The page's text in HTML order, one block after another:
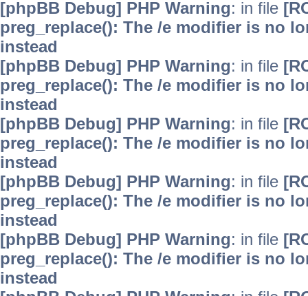
[phpBB Debug] PHP Warning: in file
preg_replace(): The /e modifier is no
instead
[phpBB Debug] PHP Warning: in file
preg_replace(): The /e modifier is no
instead
[phpBB Debug] PHP Warning: in file
preg_replace(): The /e modifier is no
instead
[phpBB Debug] PHP Warning: in file
preg_replace(): The /e modifier is no
instead
[phpBB Debug] PHP Warning: in file
preg_replace(): The /e modifier is no
instead